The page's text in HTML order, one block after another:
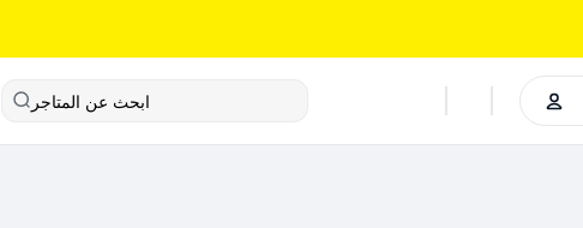
ابحث عن المتاجر